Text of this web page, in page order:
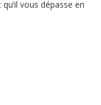
vous dépasse en